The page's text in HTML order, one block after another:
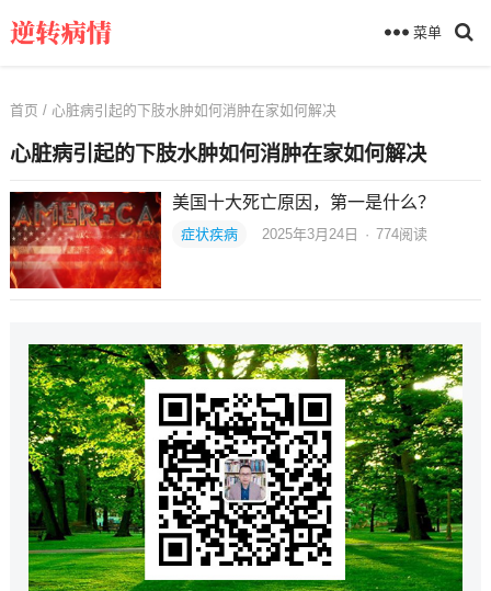
菜单
首页 / 心脏病引起的下肢水肿如何消肿在家如何解决
心脏病引起的下肢水肿如何消肿在家如何解决
美国十大死亡原因，第一是什么？
症状疾病 2025年3月24日 · 774阅读